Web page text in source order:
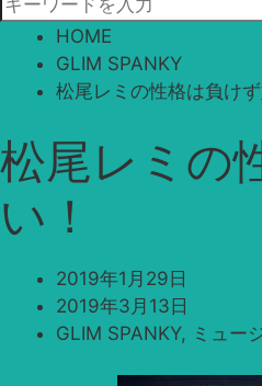
HOME
GLIM SPANKY
松尾レミの性格は負け
松尾レミの
い！
2019年1月29日
2019年3月13日
GLIM SPANKY, ミュー